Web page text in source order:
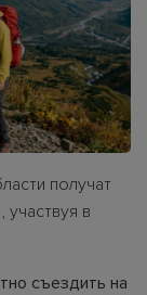
получат
участвуя в
съездить на